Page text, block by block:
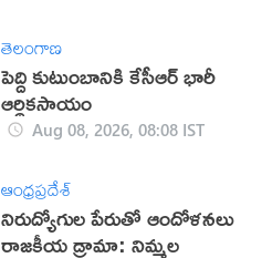
తెలంగాణ
పెద్ది కుటుంబానికి కేసీఆర్ భారీ
ఆర్థికసాయం
Aug 08, 2026, 08:08 IST
ఆంధ్రప్రదేశ్
నిరుద్యోగుల పేరుతో ఆందోళనలు
రాజకీయ డ్రామా: నిమ్మల